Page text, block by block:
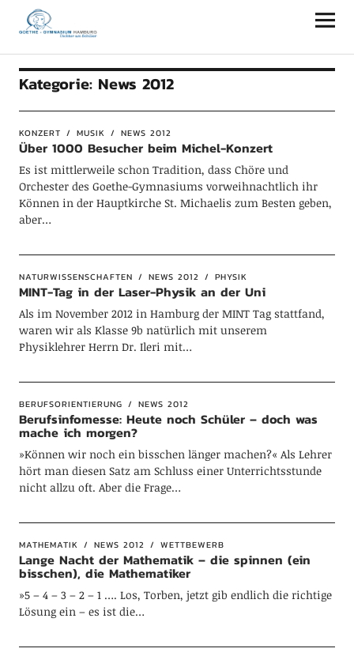
Goethe-Gymnasium Hamburg
Kategorie: News 2012
KONZERT MUSIK NEWS 2012
Über 1000 Besucher beim Michel-Konzert
Es ist mittlerweile schon Tradition, dass Chöre und
Orchester des Goethe-Gymnasiums vorweihnachtlich ihr
Können in der Hauptkirche St. Michaelis zum Besten geben,
aber…
NATURWISSENSCHAFTEN NEWS 2012 PHYSIK
MINT-Tag in der Laser-Physik an der Uni
Als im November 2012 in Hamburg der MINT Tag stattfand,
waren wir als Klasse 9b natürlich mit unserem
Physiklehrer Herrn Dr. Ileri mit…
BERUFSORIENTIERUNG NEWS 2012
Berufsinfomesse: Heute noch Schüler – doch was
mache ich morgen?
»Können wir noch ein bisschen länger machen?« Als Lehrer
hört man diesen Satz am Schluss einer Unterrichtsstunde
nicht allzu oft. Aber die Frage…
MATHEMATIK NEWS 2012 WETTBEWERB
Lange Nacht der Mathematik – die spinnen (ein
bisschen), die Mathematiker
»5 – 4 – 3 – 2 – 1 …. Los, Torben, jetzt gib endlich die richtige
Lösung ein – es ist die…